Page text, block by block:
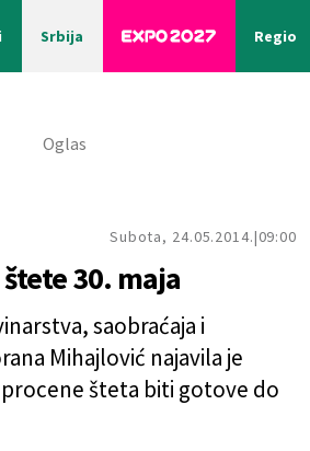
Srbija Region
Subota, 24.05.2014. 09:00
30. maja
saobraćaja i
Mihajlović najavila je
šteta biti gotove do